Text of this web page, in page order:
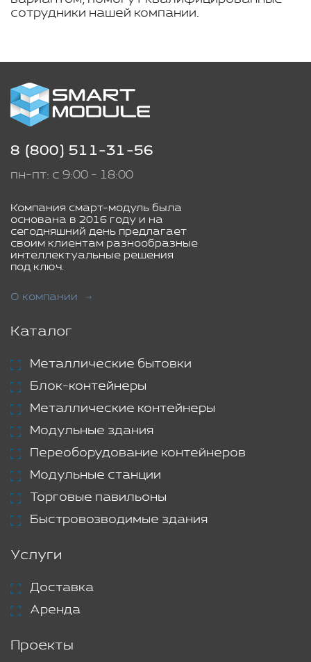
сотрудники нашей компании.
8 (800) 511-31-56
пн-пт: с 9:00 - 18:00
Компания смарт-модуль была
основана в 2016 году и на
сегодняшний день предлагает
своим клиентам разнообразные
интеллектуальные решения
под ключ.
О компании
Каталог
Металлические бытовки
Блок-контейнеры
Металлические контейнеры
Модульные здания
Переоборудование контейнеров
Модульные станции
Торговые павильоны
Быстровозводимые здания
Услуги
Доставка
Аренда
Проекты